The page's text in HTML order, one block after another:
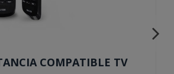
COMPATIBLE TV